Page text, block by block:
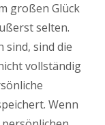
großen Glück
selten.
sind, sind die
vollständig
Wenn